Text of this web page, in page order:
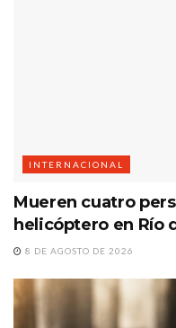
INTERNACIONAL
Mueren cuatro
helicóptero en Río
8 DE AGOSTO DE 2026